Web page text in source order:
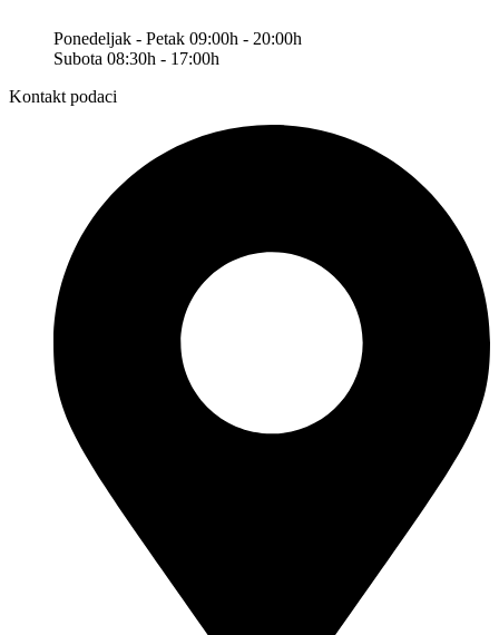
Ponedeljak - Petak 09:00h - 20:00h
Subota 08:30h - 17:00h
Kontakt podaci